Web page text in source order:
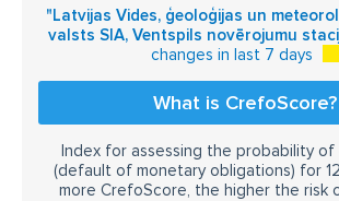
"Latvijas Vides, ģeoloģijas un
valsts SIA, Ventspils novērojumu
changes in last 7 days
What is CrefoScore?
Index for assessing the probability of
(default of monetary obligations) for
more CrefoScore, the higher the risk